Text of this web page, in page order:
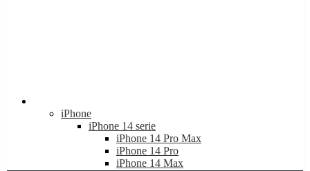
iPhone
iPhone 14 serie
iPhone 14 Pro Max
iPhone 14 Pro
iPhone 14 Max